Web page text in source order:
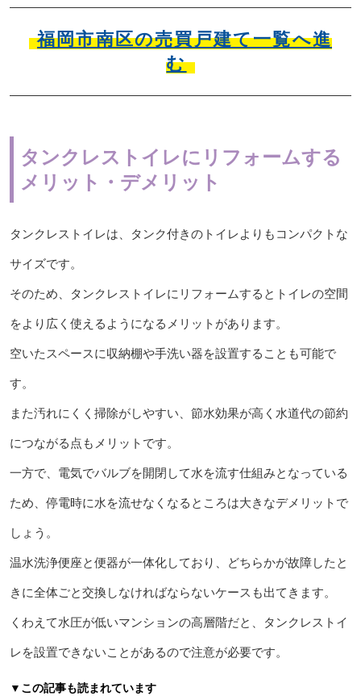
福岡市南区の売買戸建て一覧へ進
む
タンクレストイレにリフォームする
メリット・デメリット
タンクレストイレは、タンク付きのトイレよりもコンパクトな
サイズです。
そのため、タンクレストイレにリフォームするとトイレの空間
をより広く使えるようになるメリットがあります。
空いたスペースに収納棚や手洗い器を設置することも可能で
す。
また汚れにくく掃除がしやすい、節水効果が高く水道代の節約
につながる点もメリットです。
一方で、電気でバルブを開閉して水を流す仕組みとなっている
ため、停電時に水を流せなくなるところは大きなデメリットで
しょう。
温水洗浄便座と便器が一体化しており、どちらかが故障したと
きに全体ごと交換しなければならないケースも出てきます。
くわえて水圧が低いマンションの高層階だと、タンクレストイ
レを設置できないことがあるので注意が必要です。
▼この記事も読まれています